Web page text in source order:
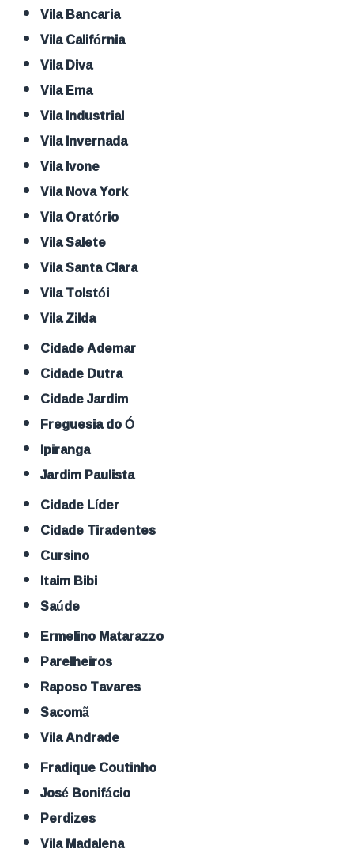
Vila Bancaria
Vila Califórnia
Vila Diva
Vila Ema
Vila Industrial
Vila Invernada
Vila Ivone
Vila Nova York
Vila Oratório
Vila Salete
Vila Santa Clara
Vila Tolstói
Vila Zilda
Cidade Ademar
Cidade Dutra
Cidade Jardim
Freguesia do Ó
Ipiranga
Jardim Paulista
Cidade Líder
Cidade Tiradentes
Cursino
Itaim Bibi
Saúde
Ermelino Matarazzo
Parelheiros
Raposo Tavares
Sacomã
Vila Andrade
Fradique Coutinho
José Bonifácio
Perdizes
Vila Madalena